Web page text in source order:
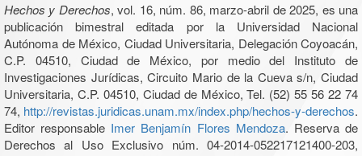
Hechos y Derechos, vol. 16, núm. 86, marzo-abril de 2025, es una
publicación bimestral editada por la Universidad Nacional
Autónoma de México, Ciudad Universitaria, Delegación Coyoacán,
C.P. 04510, Ciudad de México, por medio del Instituto de
Investigaciones Jurídicas, Circuito Mario de la Cueva s/n, Ciudad
Universitaria, C.P. 04510, Ciudad de México, Tel. (52) 55 56 22 74
74, http://revistas.juridicas.unam.mx/index.php/hechos-y-derechos.
Editor responsable Imer Benjamín Flores Mendoza. Reserva de
Derechos al Uso Exclusivo núm. 04-2014-052217121400-203,